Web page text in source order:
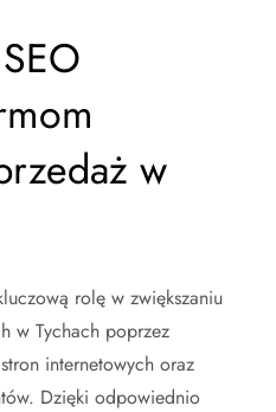
w
rolę w zwiększaniu
w Tychach poprzez
internetowych oraz
Dzięki odpowiednio